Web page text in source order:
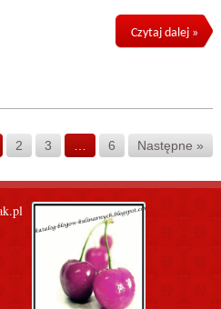
Czytaj dalej »
2 3 6 Następne »